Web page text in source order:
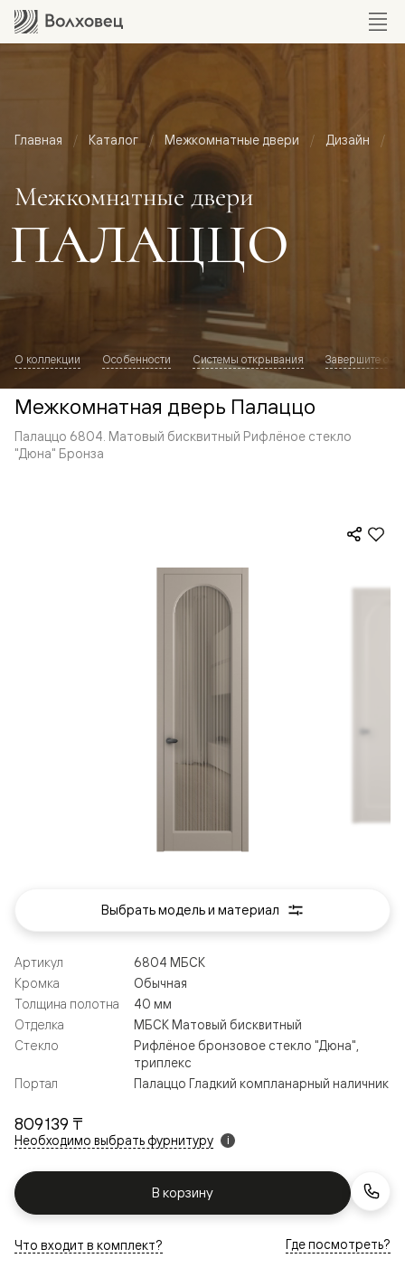
Главная Каталог Межкомнатные двери Дизайн
Межкомнатные двери
ПАЛАЦЦО
О коллекции Особенности Системы открывания Завершите
Межкомнатная дверь Палаццо
Палаццо 6804. Матовый бисквитный Рифлёное стекло
"Дюна" Бронза
809 139 ₸
Необходимо выбрать фурнитуру i
В корзину
Артикул
6804 МБСК
Кромка
Обычная
Толщина полотна
40 мм
Отделка
МБСК Матовый бисквитный
Стекло
Рифлёное бронзовое стекло "Дюна",
триплекс
Портал
Палаццо Гладкий компланарный наличник
Что входит в комплект? Где посмотреть?
Выбрать модель и материал